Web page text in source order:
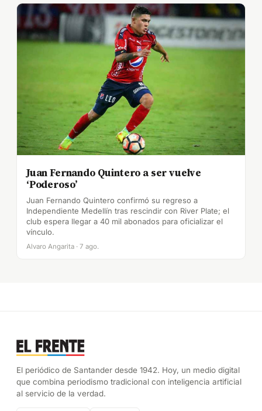
Juan Fernando Quintero a ser vuelve
‘Poderoso’
Juan Fernando Quintero confirmó su regreso a
Independiente Medellín tras rescindir con River Plate; el
club espera llegar a 40 mil abonados para oficializar el
vínculo.
Alvaro Angarita · 7 ago.
El periódico de Santander desde 1942. Hoy, un medio digital
que combina periodismo tradicional con inteligencia artificial
al servicio de la verdad.